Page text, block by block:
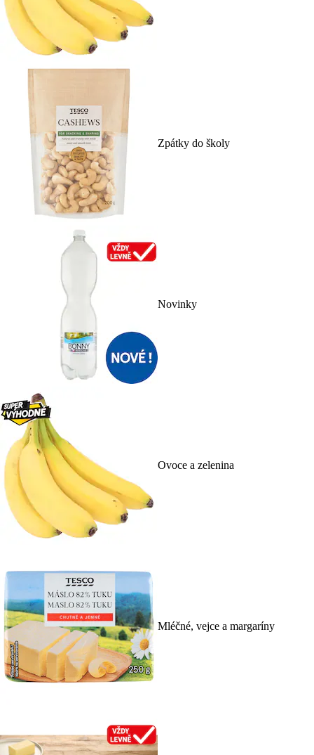
Zpátky do školy
Novinky
Ovoce a zelenina
Mléčné, vejce a margaríny